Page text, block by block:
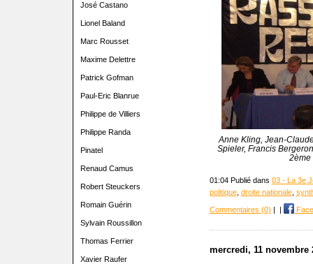
José Castano
Lionel Baland
Marc Rousset
Maxime Delettre
Patrick Gofman
Paul-Eric Blanrue
Philippe de Villiers
Philippe Randa
Pinatel
Renaud Camus
Robert Steuckers
Romain Guérin
Sylvain Roussillon
Thomas Ferrier
Xavier Raufer
Anne Kling, Jean-
Spieler, Francis
2ème
01:04 Publié dans 03 - La 3e
politique, droite nationale,
Commentaires (0)
mercredi, 11 novembre